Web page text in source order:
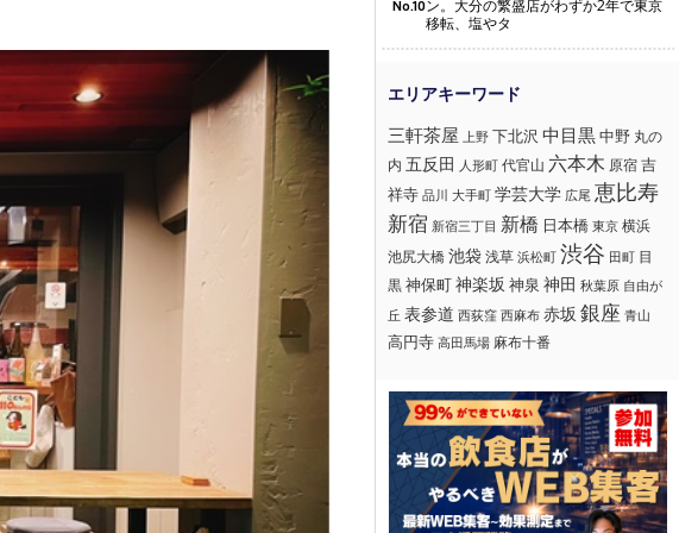
No.10ン。大分の繁盛店がわずか2年で東京
移転、塩やタ
三軒茶屋 上野 下北沢 中目黒中野 丸の
内 五反田 人形町 代官山 六本木 原宿 吉
祥寺 品川 大手町 学芸大学 広尾 恵比寿
新宿 新宿三丁目 新橋 日本橋 東京 横浜
池尻大橋 池袋浅草 浜松町 渋谷 田町 目
黒神保町神楽坂 神泉 神田 秋葉原 自由が
丘 表参道 西荻窪 西麻布 赤坂 銀座 青山
高円寺 高田馬場 麻布十番